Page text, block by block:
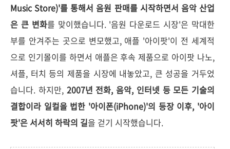
Music Store)'를 통해서 음원 판매를 시작하면서 음악 산업
은 큰 변화를 맞이했습니다. '음원 다운로드 시장'은 막대한
부를 안겨주는 곳으로 변모했고, 애플 '아이팟'이 전 세계적
으로 인기몰이를 하면서 애플은 후속 제품으로 아이팟 나노,
셔플, 터치 등의 제품을 시장에 내놓았고, 큰 성공을 거두었
습니다. 하지만, 2007년 전화, 음악, 인터넷 등 모든 기술의
결합이라 일컬을 법한 '아이폰(iPhone)'의 등장 이후, '아이
팟'은 서서히 하락의 길을 걷기 시작했습니다.